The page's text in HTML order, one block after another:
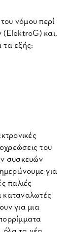
νόμου περί
(ElektroG) και,
εξής:
του
συσκευών
για
παλιές
καταναλωτές
για μια